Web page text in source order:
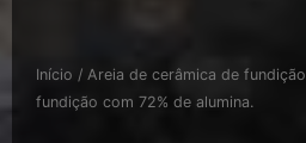
Início / Areia de cerâmica de fundição
fundição com 72% de alumina.